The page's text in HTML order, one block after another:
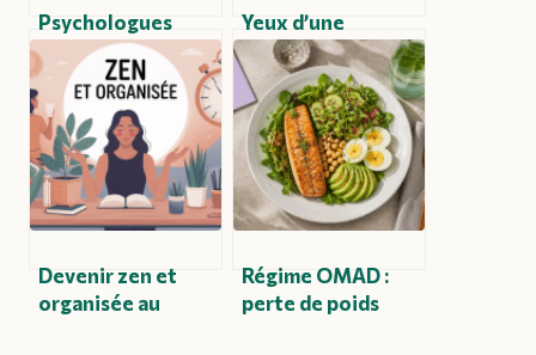
Psychologues
sociaux : rôle,
méthodes et
enjeux
contemporains
Yeux d’une
personne droguée
: signes visibles,
risques et
réactions à avoir
Devenir zen et
organisée au
Régime OMAD :
perte de poids